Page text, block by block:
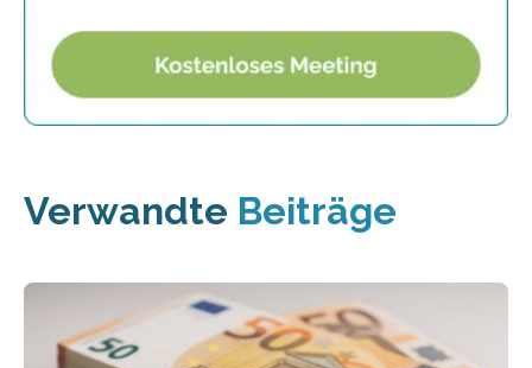
Verwandte Beiträge